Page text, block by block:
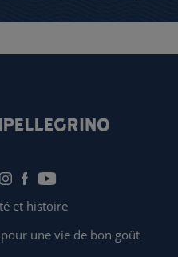
et histoire
une vie de bon goût